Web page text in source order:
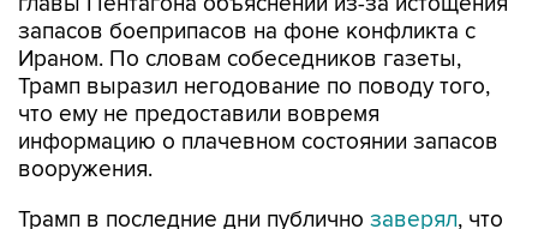
запасов боеприпасов на фоне конфликта с
Ираном. По словам собеседников газеты,
Трамп выразил негодование по поводу того,
что ему не предоставили вовремя
информацию о плачевном состоянии запасов
вооружения.
Трамп в последние дни публично заверял, что